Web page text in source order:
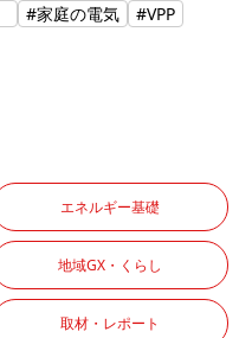
#家庭の電気 #VPP
エネルギー基礎
地域GX・くらし
取材・レポート